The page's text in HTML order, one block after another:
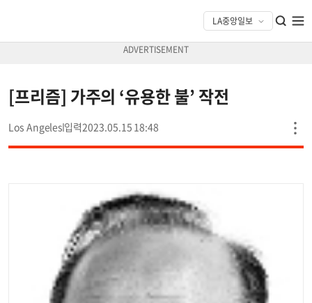
[프리즘] 가주의 ‘유용한 불’ 작전
Los Angeles 2023.05.15 18:48